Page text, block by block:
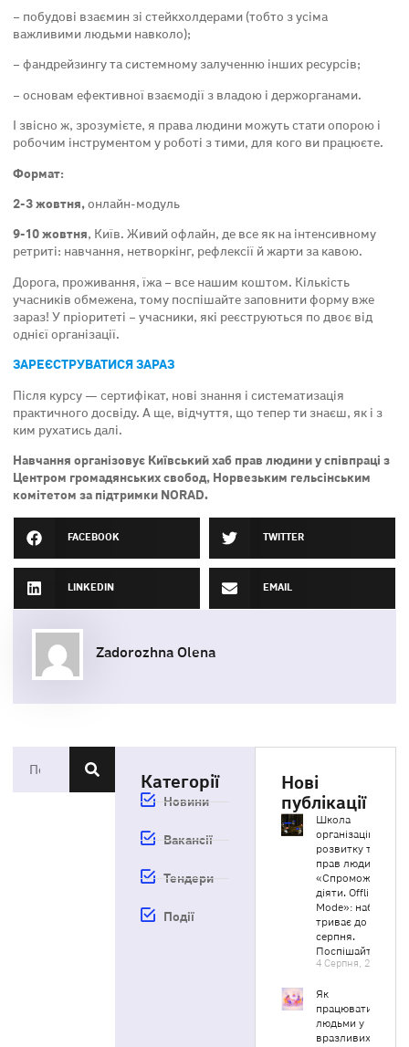
– побудові взаємин зі стейкхолдерами (тобто з усіма
важливими людьми навколо);
– фандрейзингу та системному залученню інших ресурсів;
– основам ефективної взаємодії з владою і держорганами.
І звісно ж, зрозумієте, я права людини можуть стати опорою і
робочим інструментом у роботі з тими, для кого ви працюєте.
Формат:
2-3 жовтня, онлайн-модуль
9-10 жовтня, Київ. Живий офлайн, де все як на інтенсивному
ретриті: навчання, нетворкінг, рефлексії й жарти за кавою.
Дорога, проживання, їжа – все нашим коштом. Кількість
учасників обмежена, тому поспішайте заповнити форму вже
зараз! У пріоритеті – учасники, які реєструються по двоє від
однієї організації.
ЗАРЕЄСТРУВАТИСЯ ЗАРАЗ
Після курсу — сертифікат, нові знання і систематизація
практичного досвіду. А ще, відчуття, що тепер ти знаєш, як і з
ким рухатись далі.
Навчання організовує Київський хаб прав людини у співпраці з
Центром громадянських свобод, Норвезьким гельсінським
комітетом за підтримки NORAD.
FACEBOOK TWITTER
LINKEDIN EMAIL
Zadorozhna Olena
Категорії
Новини
Вакансії
Тендери
Події
Нові
публікації
Школа
організаційного
розвитку та
прав людини
«Спроможні
діяти. Offline
Mode»: набір
триває до 20
серпня.
Поспішайте!
4 Серпня, 2026
Як
працювати з
людьми у
вразливих